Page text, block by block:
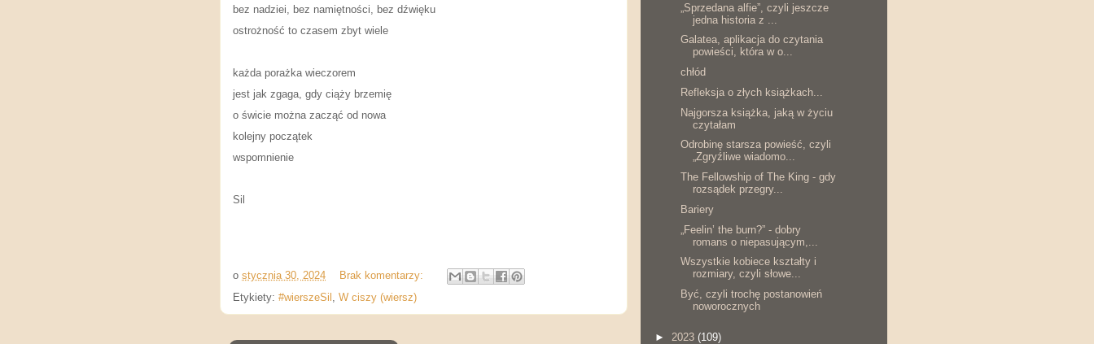
bez nadziei, bez namiętności, bez dźwięku
ostrożność to czasem zbyt wiele
każda porażka wieczorem
jest jak zgaga, gdy ciąży brzemię
o świcie można zacząć od nowa
kolejny początek
wspomnienie
Sil
o stycznia 30, 2024
Brak komentarzy:
Etykiety: #wierszeSil W ciszy (wiersz)
„Sprzedana alfie”, czyli jeszcze
jedna historia z ...
Galatea, aplikacja do czytania
powieści, która w o...
chłód
Refleksja o złych książkach...
Najgorsza książka, jaką w życiu
czytałam
Odrobinę starsza powieść, czyli
„Zgryźliwe wiadomo...
The Fellowship of The King - gdy
rozsądek przegry...
Bariery
„Feelin’ the burn?” - dobry
romans o niepasującym,...
Wszystkie kobiece kształty i
rozmiary, czyli słowe...
Być, czyli trochę postanowień
noworocznych
► 2023 (109)